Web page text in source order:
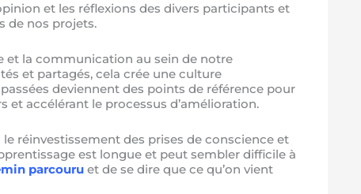
et les réflexions des divers participants et
de nos projets.
et la communication au sein de notre
et partagés, cela crée une culture
deviennent des points de référence pour
et accélérant le processus d’amélioration.
réinvestissement des prises de conscience et
est longue et peut sembler difficile à
parcouru et de se dire que ce qu’on vient